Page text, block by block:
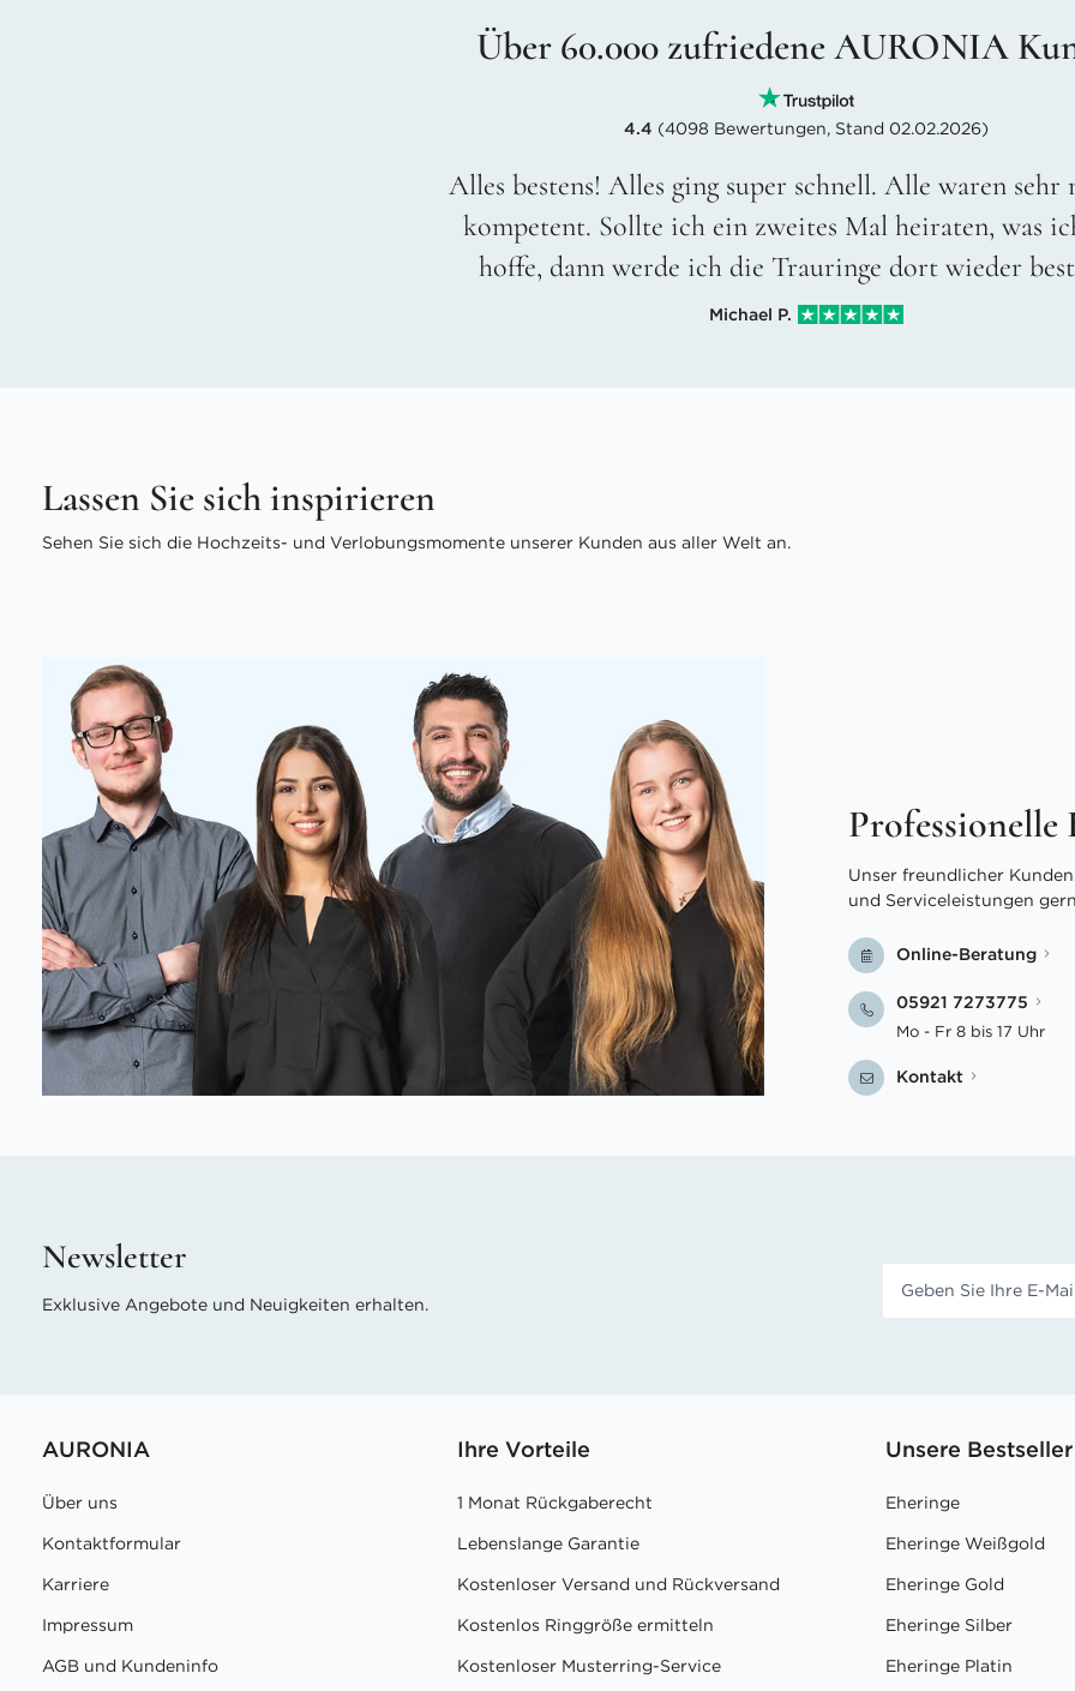
Über 60.000 zufriedene AURONIA
4.4 (4098 Bewertungen, Stand 02.02.2026)
Alles bestens! Alles ging super schnell. Alle waren sehr
kompetent. Sollte ich ein zweites Mal heiraten, was
hoffe, dann werde ich die Trauringe dort wieder
Michael P.
Lassen Sie sich inspirieren
Sehen Sie sich die Hochzeits- und Verlobungsmomente unserer Kunden aus aller Welt an.
Professionelle
Unser freundlicher
und Serviceleistungen
Online-Beratung
05921 7273775
Mo - Fr 8 bis 17 Uhr
Kontakt
Newsletter
Exklusive Angebote und Neuigkeiten erhalten.
AURONIA
Über uns
Kontaktformular
Karriere
Impressum
AGB und Kundeninfo
Ihre Vorteile
1 Monat Rückgaberecht
Lebenslange Garantie
Kostenloser Versand und Rückversand
Kostenlos Ringgröße ermitteln
Kostenloser Musterring-Service
Unsere Bestseller
Eheringe
Eheringe Weißgold
Eheringe Gold
Eheringe Silber
Eheringe Platin